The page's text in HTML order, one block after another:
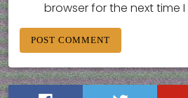
browser for the next time